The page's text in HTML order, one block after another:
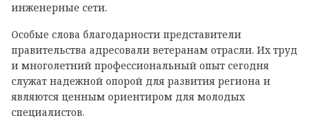
инженерные сети.
Особые слова благодарности представители
правительства адресовали ветеранам отрасли. Их труд
и многолетний профессиональный опыт сегодня
служат надежной опорой для развития региона и
являются ценным ориентиром для молодых
специалистов.